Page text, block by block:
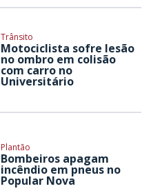
Trânsito
Motociclista sofre lesão
no ombro em colisão
com carro no
Universitário
Plantão
Bombeiros apagam
incêndio em pneus no
Popular Nova